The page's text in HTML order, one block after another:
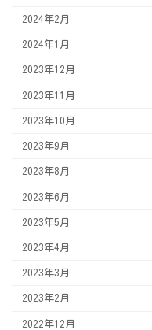
2024年2月
2024年1月
2023年12月
2023年11月
2023年10月
2023年9月
2023年8月
2023年6月
2023年5月
2023年4月
2023年3月
2023年2月
2022年12月